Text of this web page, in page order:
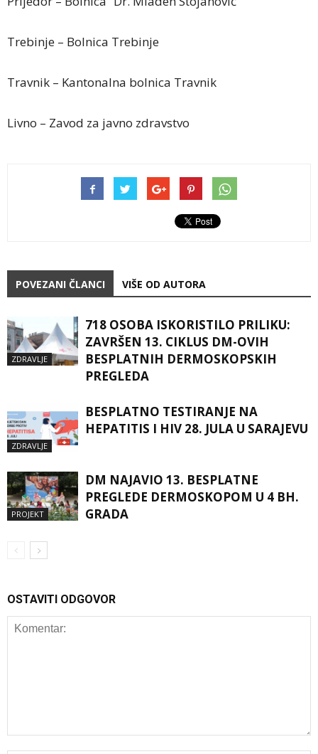
Trebinje – Bolnica Trebinje
Travnik – Kantonalna bolnica Travnik
Livno – Zavod za javno zdravstvo
POVEZANI ČLANCI VIŠE OD AUTORA
ZDRAVLJE
718 OSOBA ISKORISTILO PRILIKU:
ZAVRŠEN 13. CIKLUS DM-OVIH
BESPLATNIH DERMOSKOPSKIH
PREGLEDA
ZDRAVLJE
BESPLATNO TESTIRANJE NA
HEPATITIS I HIV 28. JULA U SARAJEVU
PROJEKT
DM NAJAVIO 13. BESPLATNE
PREGLEDE DERMOSKOPOM U 4 BH.
GRADA
OSTAVITI ODGOVOR